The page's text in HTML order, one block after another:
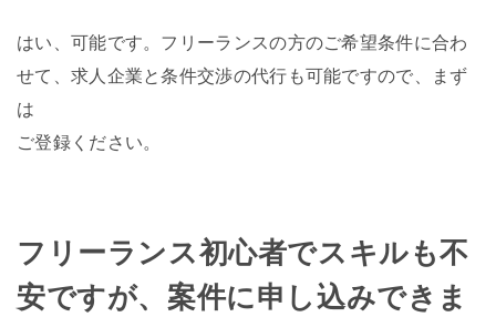
はい、可能です。フリーランスの方のご希望条件に合わ
せて、求人企業と条件交渉の代行も可能ですので、まず
は
ご登録ください。
フリーランス初心者でスキルも不
安ですが、案件に申し込みできま